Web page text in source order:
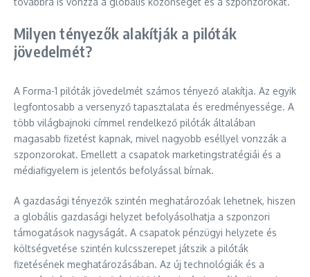
Milyen tényezők alakítják a pilóták
jövedelmét?
A Forma-1 pilóták jövedelmét számos tényező alakítja. Az egyik
legfontosabb a versenyző tapasztalata és eredményessége. A
több világbajnoki címmel rendelkező pilóták általában
magasabb fizetést kapnak, mivel nagyobb eséllyel vonzzák a
szponzorokat. Emellett a csapatok marketingstratégiái és a
médiafigyelem is jelentős befolyással bírnak.
A gazdasági tényezők szintén meghatározóak lehetnek, hiszen
a globális gazdasági helyzet befolyásolhatja a szponzori
támogatások nagyságát. A csapatok pénzügyi helyzete és
költségvetése szintén kulcsszerepet játszik a pilóták
fizetésének meghatározásában. Az új technológiák és a